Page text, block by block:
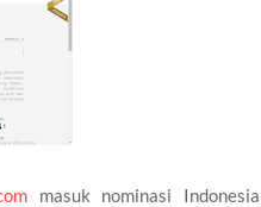
masuk nominasi Indonesia